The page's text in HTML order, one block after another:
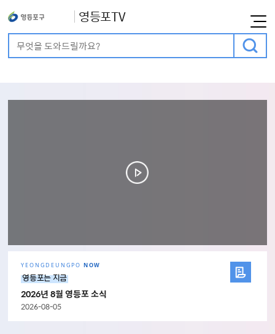
영등포TV
통합검색검색어 입력
메인비주얼
YEONGDEUNGPO NOW
영등포는 지금
2026년 8월 영등포 소식
2026-08-05